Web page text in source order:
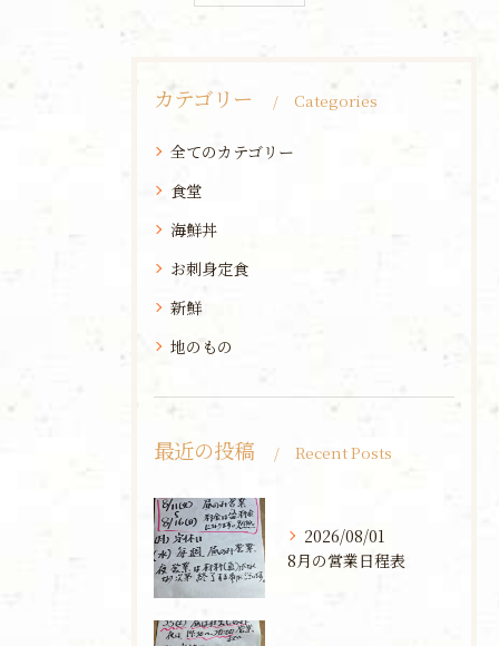
カテゴリー Categories
全てのカテゴリー
食堂
海鮮丼
お刺身定食
新鮮
地のもの
最近の投稿 Recent Posts
2026/08/01
8月の営業日程表